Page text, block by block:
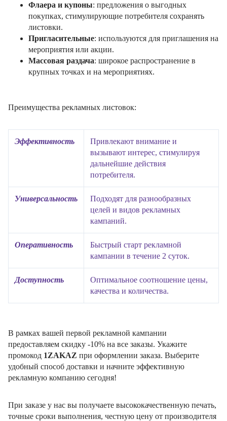
Флаера и купоны: предложения о выгодных
покупках, стимулирующие потребителя сохранять
листовки.
Пригласительные: используются для приглашения на
мероприятия или акции.
Массовая раздача: широкое распространение в
крупных точках и на мероприятиях.
Преимущества рекламных листовок:
Эффективность
Привлекают внимание и
вызывают интерес, стимулируя
дальнейшие действия
потребителя.
Универсальность
Подходят для разнообразных
целей и видов рекламных
кампаний.
Оперативность
Быстрый старт рекламной
кампании в течение 2 суток.
Доступность
Оптимальное соотношение цены,
качества и количества.
В рамках вашей первой рекламной кампании
предоставляем скидку -10% на все заказы. Укажите
промокод 1ZAKAZ при оформлении заказа. Выберите
удобный способ доставки и начните эффективную
рекламную компанию сегодня!
При заказе у нас вы получаете высококачественную печать,
точные сроки выполнения, честную цену от производителя